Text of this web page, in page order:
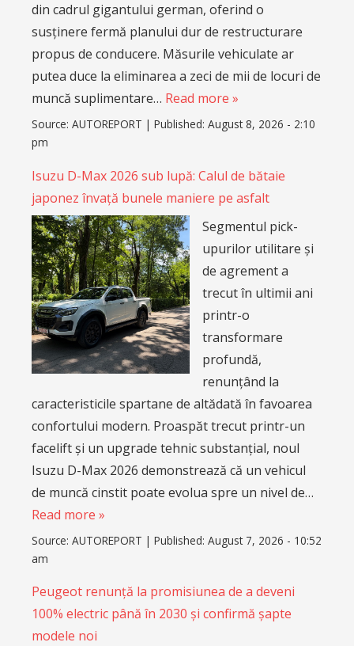
din cadrul gigantului german, oferind o
susținere fermă planului dur de restructurare
propus de conducere. Măsurile vehiculate ar
putea duce la eliminarea a zeci de mii de locuri de
muncă suplimentare… Read more »
Source: AUTOREPORT | Published: August 8, 2026 - 2:10
pm
Isuzu D-Max 2026 sub lupă: Calul de bătaie
japonez învață bunele maniere pe asfalt
Segmentul pick-
upurilor utilitare și
de agrement a
trecut în ultimii ani
printr-o
transformare
profundă,
renunțând la
caracteristicile spartane de altădată în favoarea
confortului modern. Proaspăt trecut printr-un
facelift și un upgrade tehnic substanțial, noul
Isuzu D-Max 2026 demonstrează că un vehicul
de muncă cinstit poate evolua spre un nivel de…
Read more »
Source: AUTOREPORT | Published: August 7, 2026 - 10:52
am
Peugeot renunță la promisiunea de a deveni
100% electric până în 2030 și confirmă șapte
modele noi